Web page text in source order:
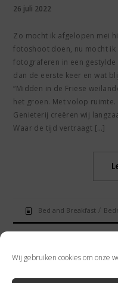
Wij gebruiken cookies om onze
26 juli 2022
Zo mocht ik afgelopen mei
fotoshoot doen, nu mocht
fotograferen in een
dan de eerste keer en wat
“Midden in de Friese
het groen. Met volop
Genieterij creëren wij
Waar de tijd vertraagt […]
Bed and Breakfast /